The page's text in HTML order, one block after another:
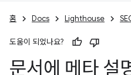
홈 Docs Lighthouse
도움이 되었나요?
문서에 메타 설